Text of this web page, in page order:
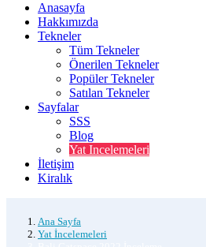
Anasayfa
Hakkımızda
Tekneler
Tüm Tekneler
Önerilen Tekneler
Popüler Tekneler
Satılan Tekneler
Sayfalar
SSS
Blog
Yat Incelemeleri
İletişim
Kiralık
Ana Sayfa
Yat İncelemeleri